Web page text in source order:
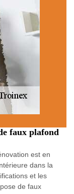
faux plafond
est en
dans la
et les
de faux